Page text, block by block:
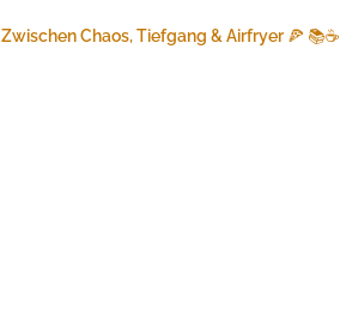
Zwischen Chaos, Tiefgang & Airfryer 🍕 📚☕️